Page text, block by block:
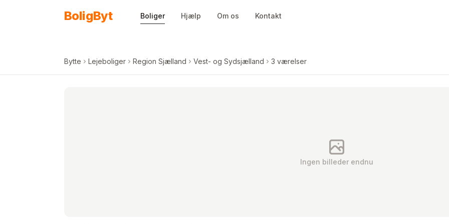
BoligByt Boliger Hjælp Om os Kontakt
Bytte Lejeboliger Region Sjælland Vest- og Sydsjælland 3 værelser
Ingen billeder endnu